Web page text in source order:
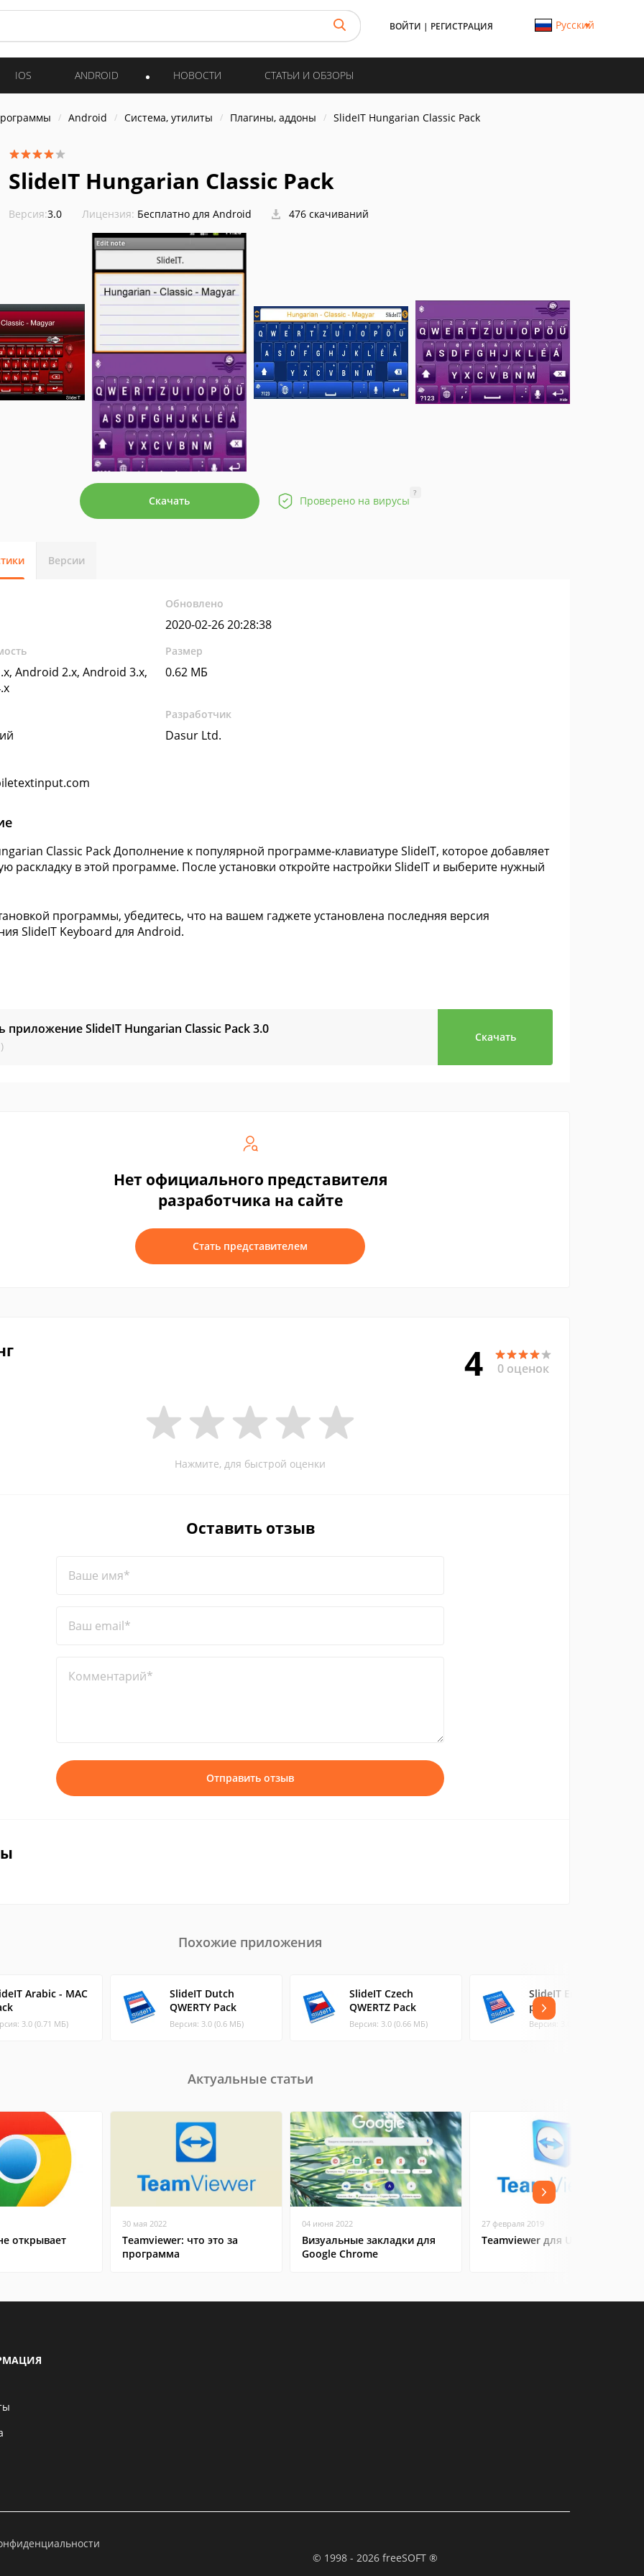
ВОЙТИ | РЕГИСТРАЦИЯ Русский
IOS ANDROID НОВОСТИ СТАТЬИ И ОБЗОРЫ
Android Система, утилиты Плагины, аддоны SlideIT Hungarian Classic Pack
SlideIT Hungarian Classic Pack
Версия:3.0 Лицензия: Бесплатно для Android 476 скачиваний
Скачать Проверено на вирусы
?
Версии
Обновлено
2020-02-26 20:28:38
Android 2.x, Android 3.x,
Размер
0.62 МБ
Разработчик
Dasur Ltd.
Classic Pack Дополнение к популярной программе-клавиатуре SlideIT, которое добавляет
раскладку в этой программе. После установки откройте настройки SlideIT и выберите нужный
программы, убедитесь, что на вашем гаджете установлена последняя версия
SlideIT Keyboard для Android.
приложение SlideIT Hungarian Classic Pack3.0
Скачать
Нет официального представителя
разработчика на сайте
Стать представителем
4 0 оценок
Нажмите, для быстрой оценки
Оставить отзыв
Ваше имя*
Ваш email*
Комментарий*
Отправить отзыв
Похожие приложения
Arabic - MAC
3.0 (0.71 МБ)
SlideIT Dutch
QWERTY Pack
Версия: 3.0 (0.6 МБ)
SlideIT Czech
QWERTZ Pack
Версия: 3.0 (0.66 МБ)
SlideIT English - ABC
pack
Версия: 3.0 (0.56 МБ)
Актуальные статьи
открывает
30 мая 2022
Teamviewer: что это за
программа
04 июня 2022
Визуальные закладки для
Google Chrome
27 февраля 2019
Teamviewer для Ubuntu
© 1998 - 2026 freeSOFT ®